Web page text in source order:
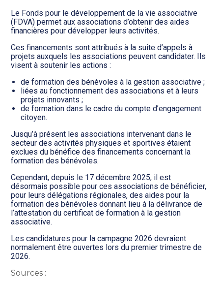
Le Fonds pour le développement de la vie associative
(FDVA) permet aux associations d’obtenir des aides
financières pour développer leurs activités.
Ces financements sont attribués à la suite d’appels à
projets auxquels les associations peuvent candidater. Ils
visent à soutenir les actions :
de formation des bénévoles à la gestion associative ;
liées au fonctionnement des associations et à leurs
projets innovants ;
de formation dans le cadre du compte d’engagement
citoyen.
Jusqu’à présent les associations intervenant dans le
secteur des activités physiques et sportives étaient
exclues du bénéfice des financements concernant la
formation des bénévoles.
Cependant, depuis le 17 décembre 2025, il est
désormais possible pour ces associations de bénéficier,
pour leurs délégations régionales, des aides pour la
formation des bénévoles donnant lieu à la délivrance de
l’attestation du certificat de formation à la gestion
associative.
Les candidatures pour la campagne 2026 devraient
normalement être ouvertes lors du premier trimestre de
2026.
Sources :